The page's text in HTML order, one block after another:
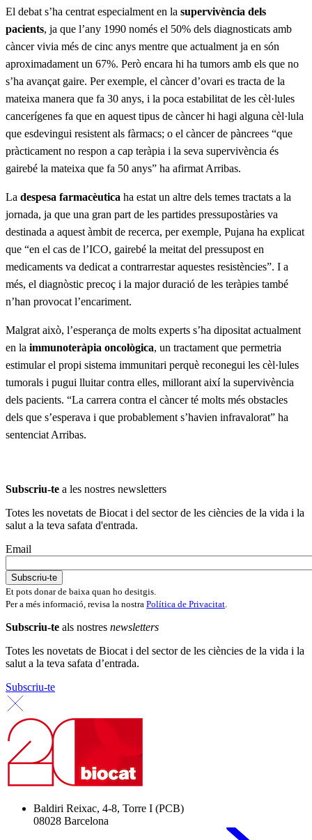
El debat s’ha centrat especialment en la supervivència dels
pacients, ja que l’any 1990 només el 50% dels diagnosticats amb
càncer vivia més de cinc anys mentre que actualment ja en són
aproximadament un 67%. Però encara hi ha tumors amb els que no
s’ha avançat gaire. Per exemple, el càncer d’ovari es tracta de la
mateixa manera que fa 30 anys, i la poca estabilitat de les cèl·lules
cancerígenes fa que en aquest tipus de càncer hi hagi alguna cèl·lula
que esdevingui resistent als fàrmacs; o el càncer de pàncrees “que
pràcticament no respon a cap teràpia i la seva supervivència és
gairebé la mateixa que fa 50 anys” ha afirmat Arribas.
La despesa farmacèutica ha estat un altre dels temes tractats a la
jornada, ja que una gran part de les partides pressupostàries va
destinada a aquest àmbit de recerca, per exemple, Pujana ha explicat
que “en el cas de l’ICO, gairebé la meitat del pressupost en
medicaments va dedicat a contrarrestar aquestes resistències”. I a
més, el diagnòstic precoç i la major duració de les teràpies també
n’han provocat l’encariment.
Malgrat això, l’esperança de molts experts s’ha dipositat actualment
en la immunoteràpia oncològica, un tractament que permetria
estimular el propi sistema immunitari perquè reconegui les cèl·lules
tumorals i pugui lluitar contra elles, millorant així la supervivència
dels pacients. “La carrera contra el càncer té molts més obstacles
dels que s’esperava i que probablement s’havien infravalorat” ha
sentenciat Arribas.
Subscriu-te a les nostres newsletters
Totes les novetats de Biocat i del sector de les ciències de la vida i la
salut a la teva safata d'entrada.
Email
Et pots donar de baixa quan ho desitgis.
Per a més informació, revisa la nostra Política de Privacitat.
Subscriu-te als nostres newsletters
Totes les novetats de Biocat i del sector de les ciències de la vida i la
salut a la teva safata d’entrada.
Subscriu-te
Baldiri Reixac, 4-8, Torre I (PCB)
08028 Barcelona